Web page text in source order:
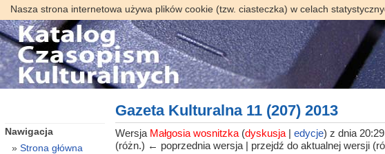
Nasza strona internetowa używa plików cookie (tzw. ciasteczka) w celach
Gazeta Kulturalna 11 (207) 2013
Wersja Małgosia wosnitzka (dyskusja| edycje) z dnia
(różn.) ← poprzednia wersja | przejdź do aktualnej wersji
Nawigacja
Strona główna